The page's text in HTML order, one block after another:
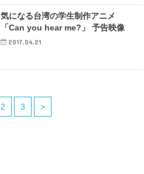
気になる台湾の学生制作アニメ
「Can you hear me?」 予告映像
2017.04.21
2 3 >